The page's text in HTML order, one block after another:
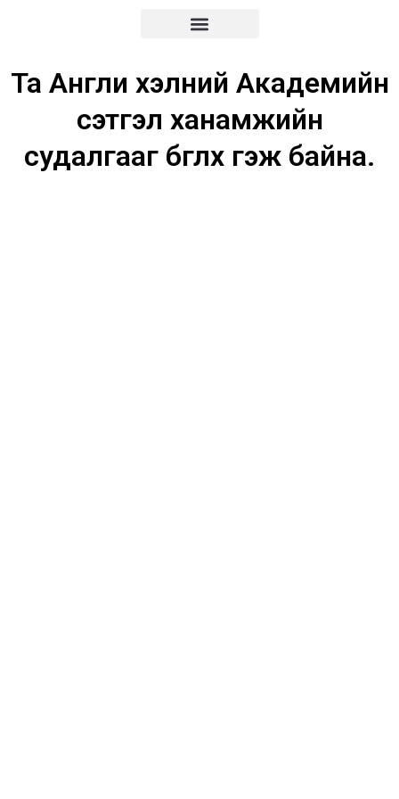
Та Англи хэлний Академийн
сэтгэл ханамжийн
судалгааг бөглөх гэж байна.